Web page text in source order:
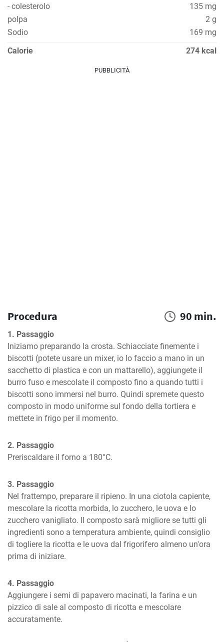
- colesterolo
135 mg
polpa
2 g
Sodio
169 mg
Calorie
274 kcal
PUBBLICITÀ
Procedura 90 min.
1. Passaggio
Iniziamo preparando la crosta. Schiacciate finemente i
biscotti (potete usare un mixer, io lo faccio a mano in un
sacchetto di plastica e con un mattarello), aggiungete il
burro fuso e mescolate il composto fino a quando tutti i
biscotti sono immersi nel burro. Quindi spremete questo
composto in modo uniforme sul fondo della tortiera e
mettete in frigo per il momento.
2. Passaggio
Preriscaldare il forno a 180°C.
3. Passaggio
Nel frattempo, preparare il ripieno. In una ciotola capiente,
mescolare la ricotta morbida, lo zucchero, le uova e lo
zucchero vanigliato. Il composto sarà migliore se tutti gli
ingredienti sono a temperatura ambiente, quindi consiglio
di togliere la ricotta e le uova dal frigorifero almeno un'ora
prima di iniziare.
4. Passaggio
Aggiungere i semi di papavero macinati, la farina e un
pizzico di sale al composto di ricotta e mescolare
accuratamente.